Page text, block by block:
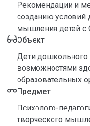
Рекомендации и
созданию условий
мышления детей с
Объект
Дети дошкольного
возможностями
образовательных
Предмет
Психолого-
творческого